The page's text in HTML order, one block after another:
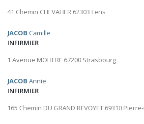
41 Chemin CHEVALIER 62303 Lens
JACOB Camille
INFIRMIER
1 Avenue MOLIERE 67200 Strasbourg
JACOB Annie
INFIRMIER
165 Chemin DU GRAND REVOYET 69310